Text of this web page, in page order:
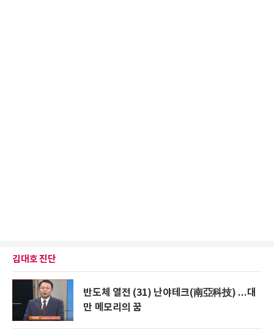
김대호 진단
반도체 열전 (31) 난야테크(南亞科技) ...대
만 메모리의 꿈